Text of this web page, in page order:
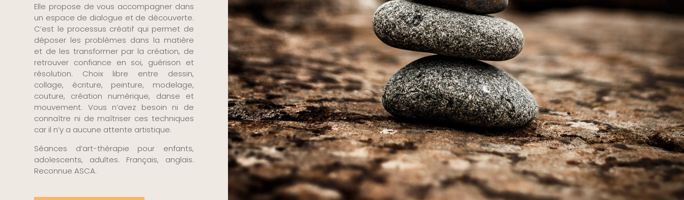
Elle propose de vous accompagner dans
un espace de dialogue et de découverte.
C’est le processus créatif qui permet de
déposer les problèmes dans la matière
et de les transformer par la création, de
retrouver confiance en soi, guérison et
résolution. Choix libre entre dessin,
collage, écriture, peinture, modelage,
couture, création numérique, danse et
mouvement. Vous n’avez besoin ni de
connaître ni de maîtriser ces techniques
car il n’y a aucune attente artistique.
Séances d’art-thérapie pour enfants,
adolescents, adultes. Français, anglais.
Reconnue ASCA.